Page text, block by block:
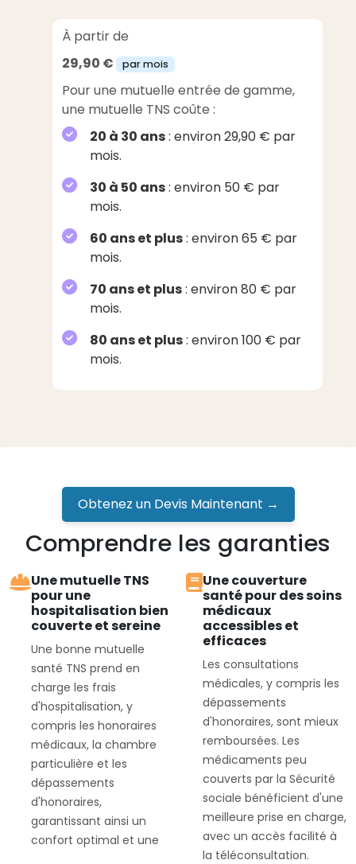
À partir de
29,90 €
par mois
Pour une mutuelle entrée de gamme,
une mutuelle TNS coûte :
20 à 30 ans: environ 29,90 € par
mois.
30 à 50 ans: environ 50 € par
mois.
60 ans et plus: environ 65 € par
mois.
70 ans et plus: environ 80 € par
mois.
80 ans et plus: environ 100 € par
mois.
Obtenez un Devis Maintenant →
Comprendre les garanties
Une mutuelle TNS
pour une
hospitalisation bien
couverte et sereine
Une bonne mutuelle
santé TNS prend en
charge les frais
d'hospitalisation, y
compris les honoraires
médicaux, la chambre
particulière et les
dépassements
d'honoraires,
garantissant ainsi un
confort optimal et une
Une couverture
santé pour des soins
médicaux
accessibles et
efficaces
Les consultations
médicales, y compris les
dépassements
d'honoraires, sont mieux
remboursées. Les
médicaments peu
couverts par la Sécurité
sociale bénéficient d'une
meilleure prise en charge,
avec un accès facilité à
la téléconsultation.